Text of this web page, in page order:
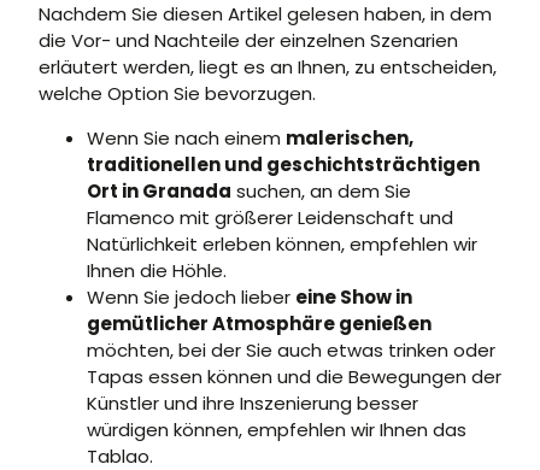
Nachdem Sie diesen Artikel gelesen haben, in dem
die Vor- und Nachteile der einzelnen Szenarien
erläutert werden, liegt es an Ihnen, zu entscheiden,
welche Option Sie bevorzugen.
Wenn Sie nach einem malerischen,
traditionellen und geschichtsträchtigen
Ort in Granada suchen, an dem Sie
Flamenco mit größerer Leidenschaft und
Natürlichkeit erleben können, empfehlen wir
Ihnen die Höhle.
Wenn Sie jedoch lieber eine Show in
gemütlicher Atmosphäre genießen
möchten, bei der Sie auch etwas trinken oder
Tapas essen können und die Bewegungen der
Künstler und ihre Inszenierung besser
würdigen können, empfehlen wir Ihnen das
Tablao.